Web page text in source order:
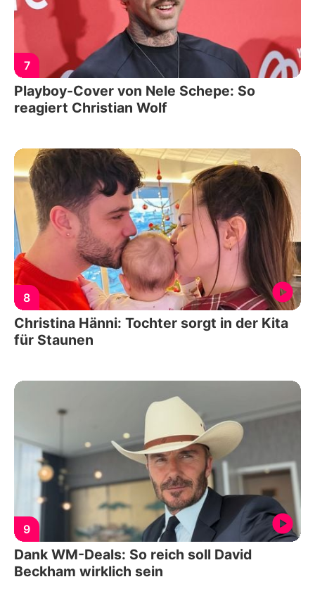
7
Playboy-Cover von Nele Schepe: So
reagiert Christian Wolf
8
Christina Hänni: Tochter sorgt in der Kita
für Staunen
9
Dank WM-Deals: So reich soll David
Beckham wirklich sein